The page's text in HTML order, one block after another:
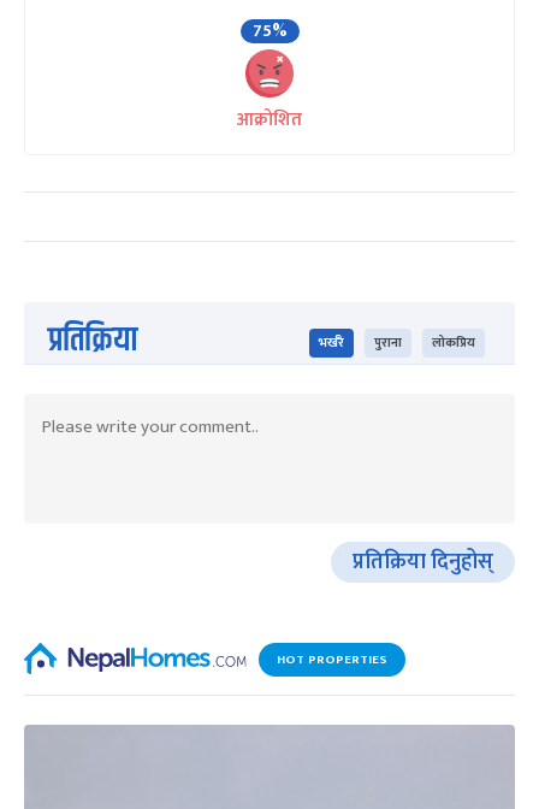
75%
आक्रोशित
प्रतिक्रिया भर्खरै पुराना लोकप्रिय
प्रतिक्रिया दिनुहोस्
HOT PROPERTIES